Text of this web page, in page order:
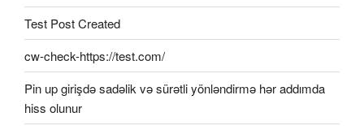
Test Post Created
cw-check-https://test.com/
Pin up girişdə sadəlik və sürətli yönləndirmə hər addımda
hiss olunur